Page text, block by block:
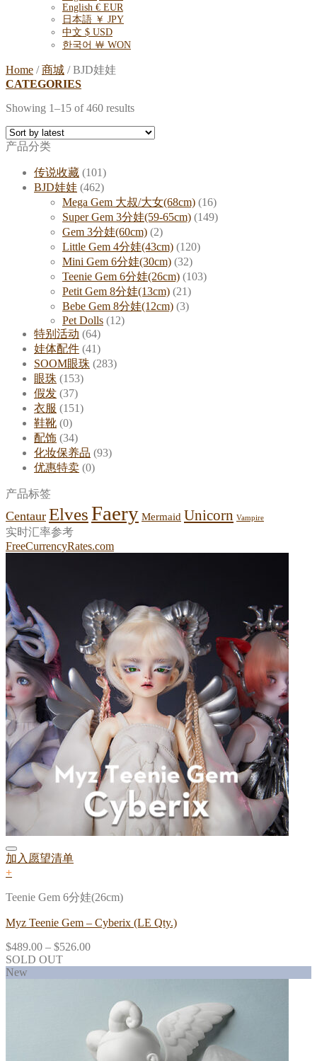
English € EUR
日本語 ￥ JPY
中文 $ USD
한국어 ￦ WON
Home / 商城 /BJD娃娃
CATEGORIES
Showing 1–15 of 460 results
产品分类
传说收藏 (101)
BJD娃娃 (462)
Mega Gem 大叔/大女(68cm) (16)
Super Gem 3分娃(59-65cm) (149)
Gem 3分娃(60cm) (2)
Little Gem 4分娃(43cm) (120)
Mini Gem 6分娃(30cm) (32)
Teenie Gem 6分娃(26cm) (103)
Petit Gem 8分娃(13cm) (21)
Bebe Gem 8分娃(12cm) (3)
Pet Dolls (12)
特别活动 (64)
娃体配件 (41)
SOOM眼珠 (283)
眼珠 (153)
假发 (37)
衣服 (151)
鞋靴 (0)
配饰 (34)
化妆保养品 (93)
优惠特卖 (0)
产品标签
Centaur ElvesFaery Mermaid Unicorn Vampire
实时汇率参考
FreeCurrencyRates.com
加入愿望清单
+
Teenie Gem 6分娃(26cm)
Myz Teenie Gem – Cyberix (LE Qty.)
$489.00 – $526.00
SOLD OUT
New